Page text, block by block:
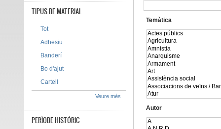
Temàtica
Autor
TIPUS DE MATERIAL
Tot
Adhesiu
Banderí
Bo d'ajut
Cartell
Veure més
PERÍODE HISTÒRIC